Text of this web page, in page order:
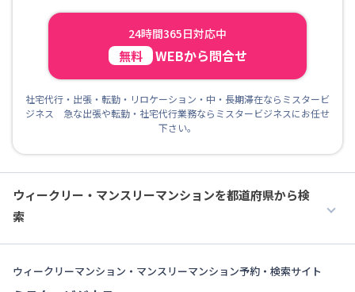
24時間365日対応中
無料 WEBから問合せ
社宅代行・出張・転勤・リロケーション・中・長期滞在ならミスタービ
ジネス 急な出張や転勤・社宅代行業務ならミスタービジネスにお任せ
下さい。
ウィークリー・マンスリーマンションを都道府県から検
索
ウィークリーマンション・マンスリーマンション予約・検索サイト